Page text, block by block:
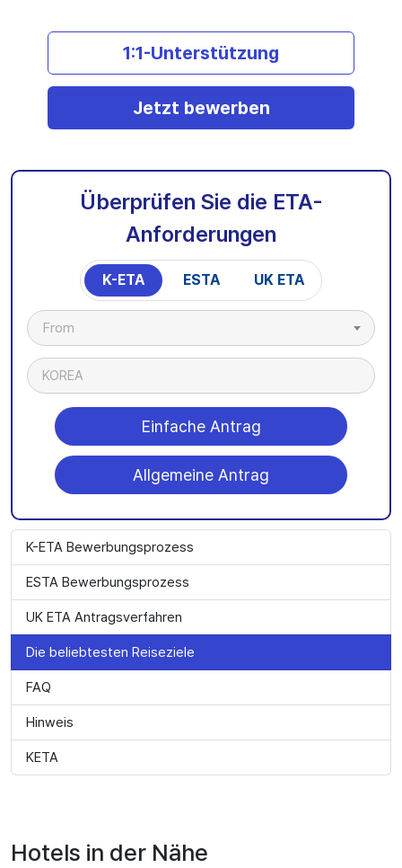
1:1-Unterstützung
Jetzt bewerben
Überprüfen Sie die ETA-
Anforderungen
K-ETA ESTA UK ETA
From
KOREA
Einfache Antrag
Allgemeine Antrag
K-ETA Bewerbungsprozess
ESTA Bewerbungsprozess
UK ETA Antragsverfahren
Die beliebtesten Reiseziele
FAQ
Hinweis
KETA
Hotels in der Nähe